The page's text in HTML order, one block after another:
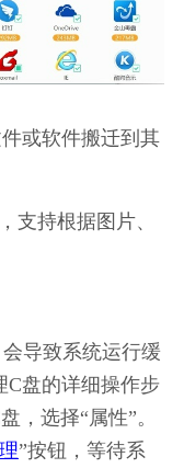
或软件搬迁到其
支持根据图片、
导致系统运行缓
C盘的详细操作步
，选择“属性”。
”按钮，等待系